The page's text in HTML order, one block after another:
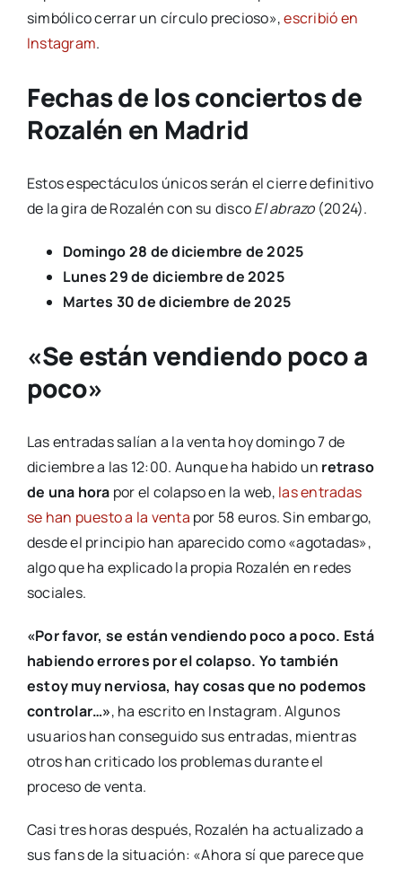
simbólico cerrar un círculo precioso»,escribió en
Instagram.
Fechas de los conciertos de
Rozalén en Madrid
Estos espectáculos únicos serán el cierre definitivo
de la gira de Rozalén con su discoEl abrazo (2024).
Domingo 28 de diciembre de 2025
Lunes 29 de diciembre de 2025
Martes 30 de diciembre de 2025
«Se están vendiendo poco a
poco»
Las entradas salían a la venta hoy domingo 7 de
diciembre a las 12:00. Aunque ha habido un retraso
de una hora por el colapso en la web, las entradas
se han puesto a la venta por 58 euros. Sin embargo,
desde el principio han aparecido como «agotadas»,
algo que ha explicado la propia Rozalén en redes
sociales.
«Por favor, se están vendiendo poco a poco. Está
habiendo errores por el colapso. Yo también
estoy muy nerviosa, hay cosas que no podemos
controlar…», ha escrito en Instagram. Algunos
usuarios han conseguido sus entradas, mientras
otros han criticado los problemas durante el
proceso de venta.
Casi tres horas después, Rozalén ha actualizado a
sus fans de la situación: «Ahora sí que parece que